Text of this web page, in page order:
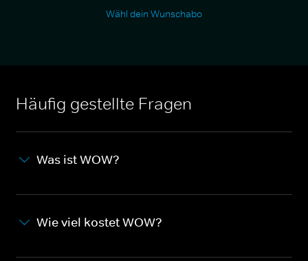
Wähl dein Wunschabo
Häufig gestellte Fragen
Was ist WOW?
Wie viel kostet WOW?